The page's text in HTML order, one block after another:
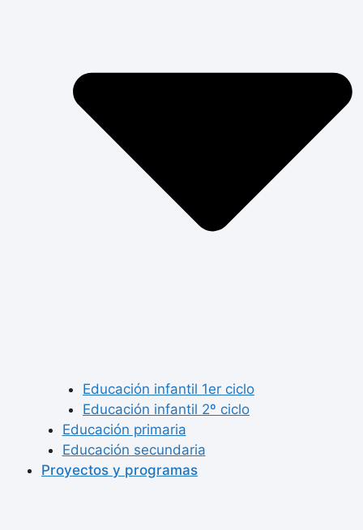
Educación infantil 1er ciclo
Educación infantil 2º ciclo
Educación primaria
Educación secundaria
Proyectos y programas